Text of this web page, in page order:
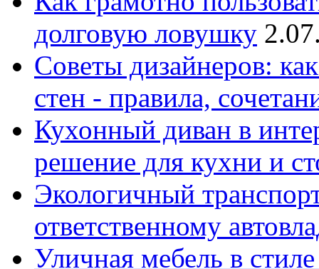
долговую ловушку
Советы дизайнеров:
стен - правила,
Кухонный диван в
решение для кухни и
Экологичный
ответственному
Уличная мебель в